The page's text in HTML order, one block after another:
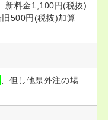
料金1,100円(税抜)
500円(税抜)加算
、但し他県外注の場